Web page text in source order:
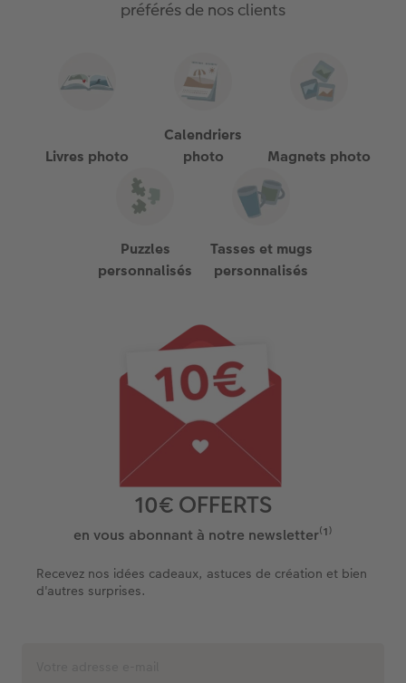
préférés de nos clients
Livres photo
Calendriers
photo
Magnets photo
Puzzles
personnalisés
Tasses et mugs
personnalisés
10€ OFFERTS
en vous abonnant à notre newsletter⁽¹⁾
Recevez nos idées cadeaux, astuces de création et bien
d'autres surprises.